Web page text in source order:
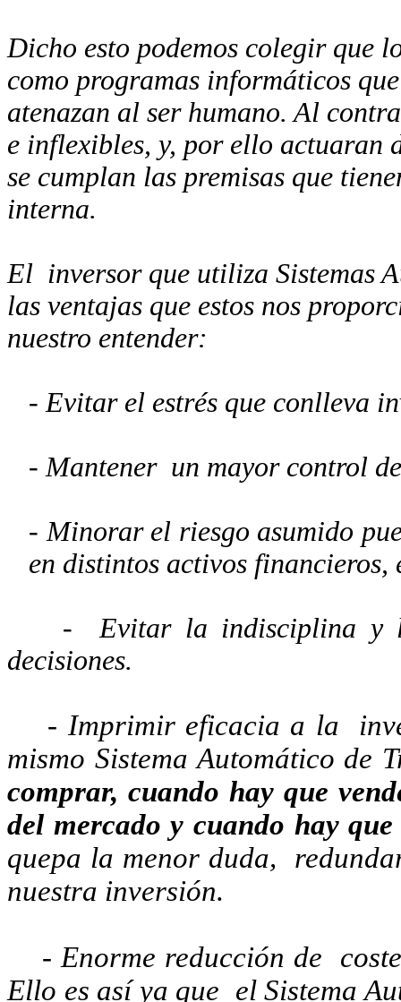
Dicho esto podemos colegir que
como programas informáticos
atenazan al ser humano. Al
e inflexibles, y, por ello actuaran
se cumplan las premisas que
interna.
El inversor que utiliza Sistemas
las ventajas que estos nos
nuestro entender:
- Evitar el estrés que conlleva
- Mantener un mayor control
- Minorar el riesgo asumido
en distintos activos financieros,
-
Evitar la indisciplina y
decisiones.
- Imprimir eficacia a la
mismo Sistema Automático de
comprar, cuando hay que
del mercado y cuando hay
quepa la menor duda,
nuestra inversión.
- Enorme reducción de
Ello es así ya que el Sistema